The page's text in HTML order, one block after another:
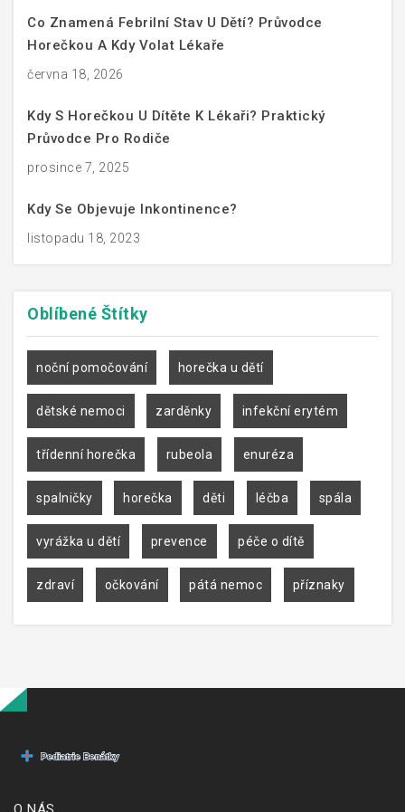
Co Znamená Febrilní Stav U Dětí? Průvodce
Horečkou A Kdy Volat Lékaře
června 18, 2026
Kdy S Horečkou U Dítěte K Lékaři? Praktický
Průvodce Pro Rodiče
prosince 7, 2025
Kdy Se Objevuje Inkontinence?
listopadu 18, 2023
Oblíbené Štítky
noční pomočování horečka u dětí
dětské nemoci zarděnky infekční erytém
třídenní horečka rubeola enuréza
spalničky horečka děti léčba spála
vyrážka u dětí prevence péče o dítě
zdraví očkování pátá nemoc příznaky